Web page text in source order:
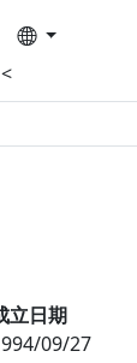
<
立日期
09/27